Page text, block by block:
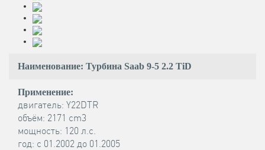
Наименование: Турбина Saab 9-5 2.2 TiD
Применение:
двигатель: Y22DTR
объём: 2171 cm3
мощность: 120 л.с.
год: с 01.2002 до 01.2005